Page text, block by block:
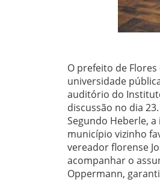
O prefeito de
universidade
auditório do
discussão no dia 23.
Segundo Heberle,
município vizinho
vereador florense
acompanhar o
Oppermann,